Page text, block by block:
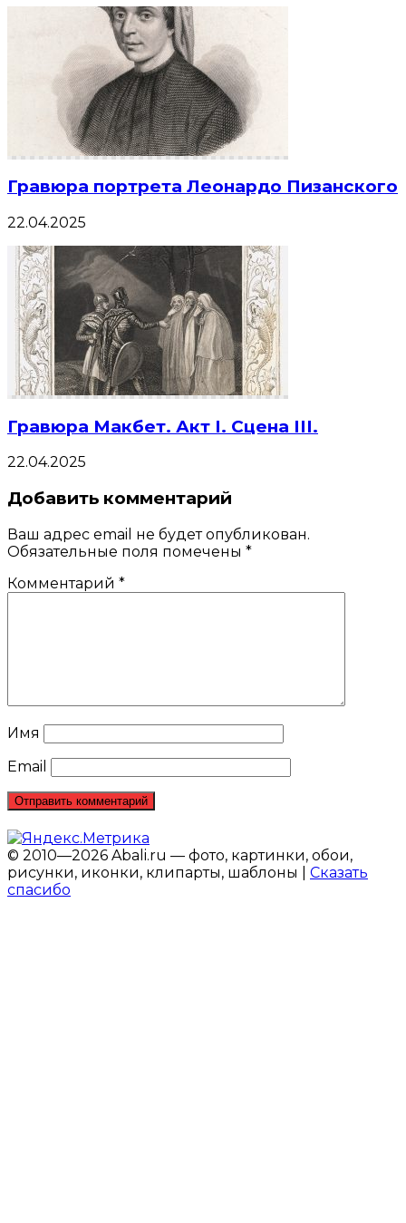
Гравюра портрета Леонардо Пизанского
22.04.2025
Гравюра Макбет. Акт I. Сцена III.
22.04.2025
Добавить комментарий
Ваш адрес email не будет опубликован.
Обязательные поля помечены *
Комментарий *
Имя
Email
© 2010—2026 Abali.ru — фото, картинки, обои,
рисунки, иконки, клипарты, шаблоны | Сказать
спасибо